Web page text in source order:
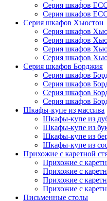
Серия шкафов
Серия шкафов
Серия шкафов Хьюстон
Серия шкафов
Серия шкафов
Серия шкафов
Серия шкафов
Серия шкафов Борджия
Серия шкафов
Серия шкафов
Серия шкафов
Серия шкафов
Шкафы-купе из массива
Шкафы-купе из
Шкафы-купе из
Шкафы-купе из
Шкафы-купе из
Прихожие с каретной
Прихожие с
Прихожие с
Прихожие с
Прихожие с
Письменные столы